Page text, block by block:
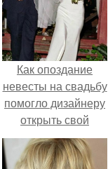
Как опоздание
невесты на свадьбу
помогло дизайнеру
открыть свой
бренд.